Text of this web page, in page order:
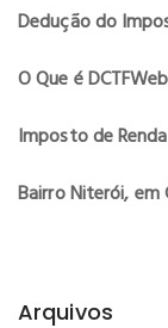
Dedução do
O Que é
Imposto de
Bairro Niterói, em
Arquivos